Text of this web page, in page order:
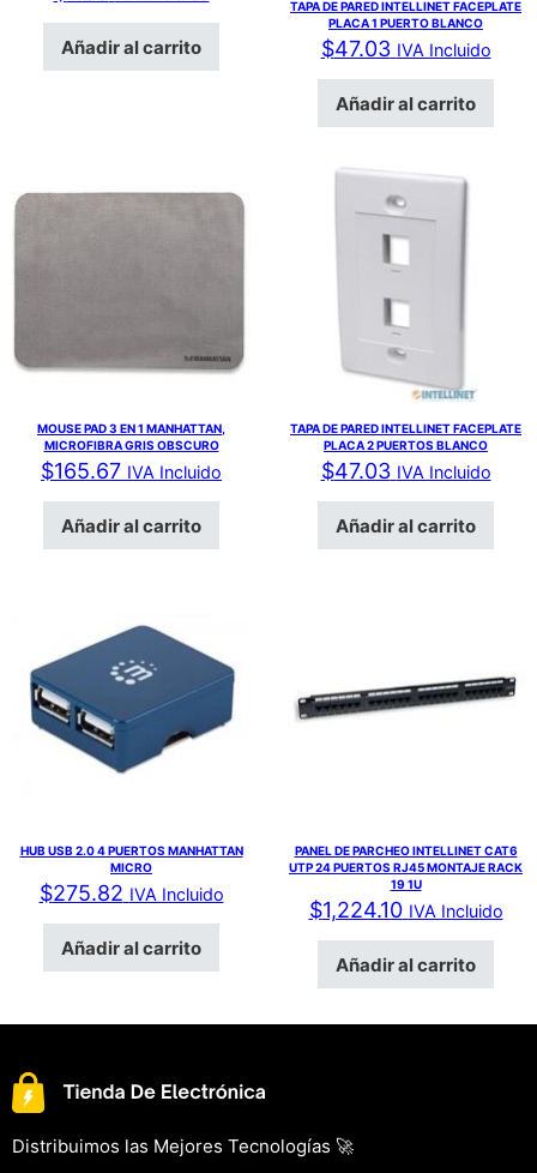
Añadir al carrito
TAPA DE PARED INTELLINET FACEPLATE
PLACA 1 PUERTO BLANCO
$47.03 IVA Incluido
Añadir al carrito
MOUSE PAD 3 EN 1 MANHATTAN,
MICROFIBRA GRIS OBSCURO
$165.67 IVA Incluido
Añadir al carrito
TAPA DE PARED INTELLINET FACEPLATE
PLACA 2 PUERTOS BLANCO
$47.03 IVA Incluido
Añadir al carrito
HUB USB 2.0 4 PUERTOS MANHATTAN
MICRO
$275.82 IVA Incluido
Añadir al carrito
PANEL DE PARCHEO INTELLINET CAT6
UTP 24 PUERTOS RJ45 MONTAJE RACK
19 1U
$1,224.10 IVA Incluido
Añadir al carrito
Distribuimos las Mejores Tecnologías 🚀